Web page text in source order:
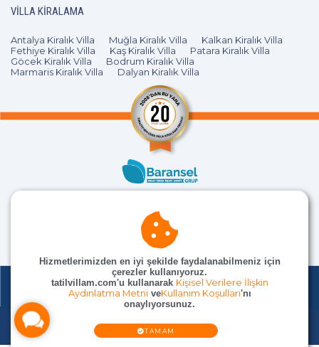
VILLA KIRALAMA
Antalya Kiralık Villa Muğla Kiralık Villa
Kalkan Kiralık Villa
Fethiye Kiralık Villa
Kaş Kiralık Villa
Patara Kiralık Villa
Göcek Kiralık Villa
Bodrum Kiralık Villa
Marmaris Kiralık Villa
Dalyan Kiralık Villa
© TatilVillam Tüm Hakları Saklıdır
Hizmetlerimizden en iyi şekilde faydalanabilmeniz için
çerezler kullanıyoruz.
tatilvillam.com'u kullanarak Kişisel Verilere İlişkin
Aydınlatma MetniveKullanım Koşulları'nı
onaylıyorsunuz.
TAMAM